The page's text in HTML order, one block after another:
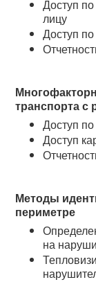
Доступ
лицу
Доступ по
транспорта с
Доступ
Доступ
Методы
периметре
на